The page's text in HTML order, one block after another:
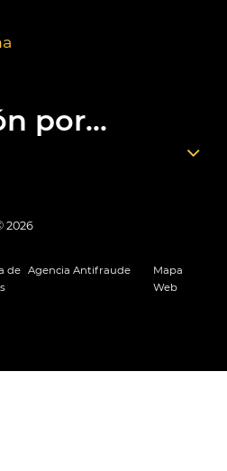
por...
2026
de Agencia Antifraude
Mapa
Web